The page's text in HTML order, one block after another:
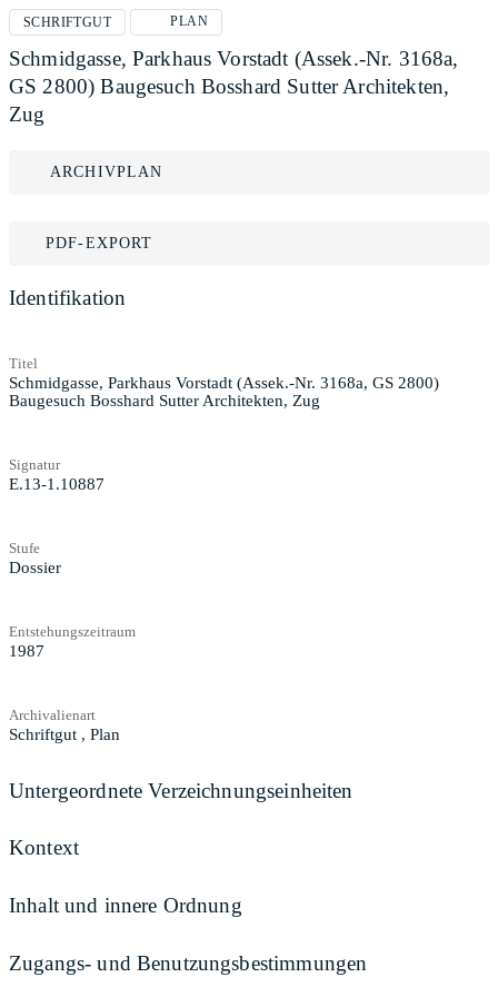
SCHRIFTGUT PLAN
Schmidgasse, Parkhaus Vorstadt (Assek.-Nr. 3168a,
GS 2800) Baugesuch Bosshard Sutter Architekten,
Zug
ARCHIVPLAN
PDF-EXPORT
Identifikation
Titel
Schmidgasse, Parkhaus Vorstadt (Assek.-Nr. 3168a, GS 2800)
Baugesuch Bosshard Sutter Architekten, Zug
Signatur
E.13-1.10887
Stufe
Dossier
Entstehungszeitraum
1987
Archivalienart
Schriftgut , Plan
Untergeordnete Verzeichnungseinheiten
Kontext
Inhalt und innere Ordnung
Zugangs- und Benutzungsbestimmungen